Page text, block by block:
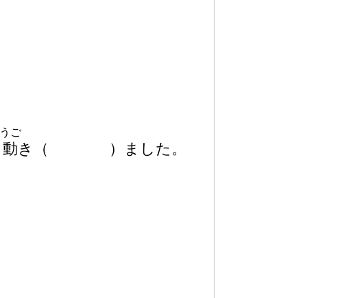
動
うご
き （ ） ました。